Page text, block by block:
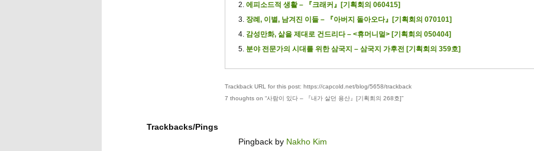
에피소드적 생활 – 『크래커』[기획회의 060415]
장례, 이별, 남겨진 이들 – 『아버지 돌아오다』[기획회의 070101]
감성만화, 삶을 제대로 건드리다 – <휴머니멀> [기획회의 050404]
분야 전문가의 시대를 위한 삼국지 – 삼국지 가후전 [기획회의 359호]
Trackback URL for this post: https://capcold.net/blog/5658/trackback
7 thoughts on “사람이 있다 – 『내가 살던 용산』[기획회의 268호]”
Trackbacks/Pings
Pingback by Nakho Kim